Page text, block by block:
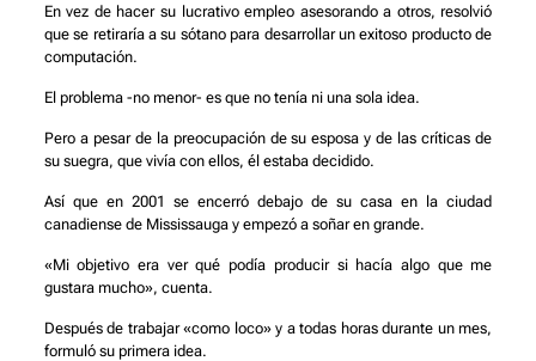
En vez de hacer su lucrativo empleo asesorando a otros, resolvió
que se retiraría a su sótano para desarrollar un exitoso producto de
computación.
El problema -no menor- es que no tenía ni una sola idea.
Pero a pesar de la preocupación de su esposa y de las críticas de
su suegra, que vivía con ellos, él estaba decidido.
Así que en 2001 se encerró debajo de su casa en la ciudad
canadiense de Mississauga y empezó a soñar en grande.
«Mi objetivo era ver qué podía producir si hacía algo que me
gustara mucho», cuenta.
Después de trabajar «como loco» y a todas horas durante un mes,
formuló su primera idea.